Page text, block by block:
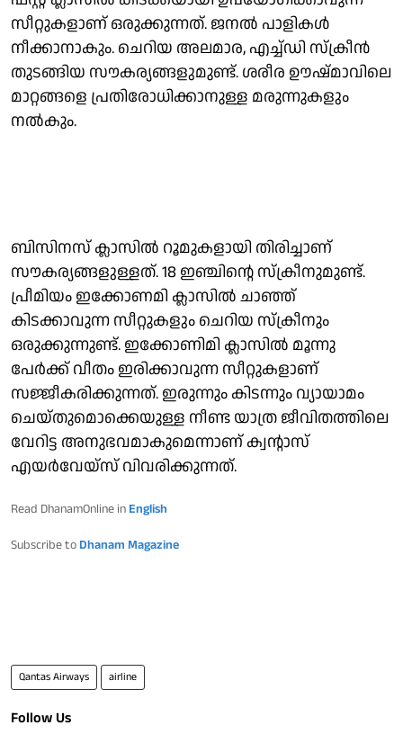
സീറ്റുകളാണ് ഒരുക്കുന്നത്. ജനല്‍ പാളികള്‍
നീക്കാനാകും. ചെറിയ അലമാര, എച്ച്ഡി സ്‌ക്രീന്‍
തുടങ്ങിയ സൗകര്യങ്ങളുമുണ്ട്. ശരീര ഊഷ്മാവിലെ
മാറ്റങ്ങളെ പ്രതിരോധിക്കാനുള്ള മരുന്നുകളും
നല്‍കും.
ബിസിനസ് ക്ലാസില്‍ റൂമുകളായി തിരിച്ചാണ്
സൗകര്യങ്ങളുള്ളത്. 18 ഇഞ്ചിന്റെ സ്‌ക്രീനുമുണ്ട്.
പ്രീമിയം ഇക്കോണമി ക്ലാസില്‍ ചാഞ്ഞ്
കിടക്കാവുന്ന സീറ്റുകളും ചെറിയ സ്‌ക്രീനും
ഒരുക്കുന്നുണ്ട്. ഇക്കോണിമി ക്ലാസില്‍ മൂന്നു
പേര്‍ക്ക് വീതം ഇരിക്കാവുന്ന സീറ്റുകളാണ്
സജ്ജീകരിക്കുന്നത്. ഇരുന്നും കിടന്നും വ്യായാമം
ചെയ്തുമൊക്കെയുള്ള നീണ്ട യാത്ര ജീവിതത്തിലെ
വേറിട്ട അനുഭവമാകുമെന്നാണ് ക്വന്റാസ്
എയര്‍വേയ്‌സ് വിവരിക്കുന്നത്.
Read DhanamOnline in English
Subscribe to Dhanam Magazine
Qantas Airways airline
Follow Us